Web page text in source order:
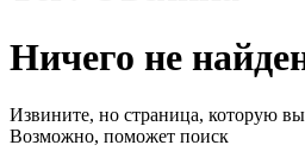
Ничего не
Извините, но страница, которую
Возможно, поможет поиск